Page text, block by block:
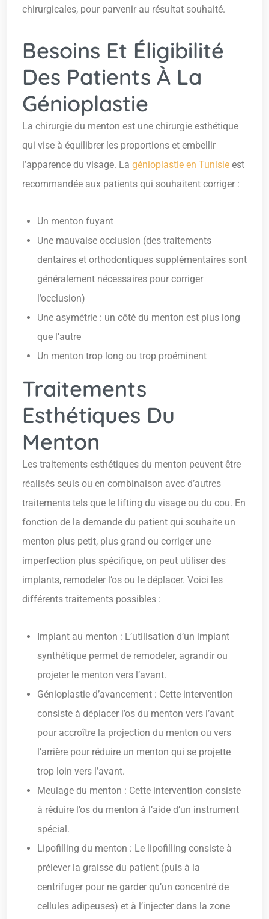
chirurgicales, pour parvenir au résultat souhaité.
Besoins Et Éligibilité
Des Patients À La
Génioplastie
La chirurgie du menton est une chirurgie esthétique
qui vise à équilibrer les proportions et embellir
l’apparence du visage. La génioplastie en Tunisie est
recommandée aux patients qui souhaitent corriger :
Un menton fuyant
Une mauvaise occlusion (des traitements
dentaires et orthodontiques supplémentaires sont
généralement nécessaires pour corriger
l’occlusion)
Une asymétrie : un côté du menton est plus long
que l’autre
Un menton trop long ou trop proéminent
Traitements
Esthétiques Du
Menton
Les traitements esthétiques du menton peuvent être
réalisés seuls ou en combinaison avec d’autres
traitements tels que le lifting du visage ou du cou. En
fonction de la demande du patient qui souhaite un
menton plus petit, plus grand ou corriger une
imperfection plus spécifique, on peut utiliser des
implants, remodeler l’os ou le déplacer. Voici les
différents traitements possibles :
Implant au menton : L’utilisation d’un implant
synthétique permet de remodeler, agrandir ou
projeter le menton vers l’avant.
Génioplastie d’avancement : Cette intervention
consiste à déplacer l’os du menton vers l’avant
pour accroître la projection du menton ou vers
l’arrière pour réduire un menton qui se projette
trop loin vers l’avant.
Meulage du menton : Cette intervention consiste
à réduire l’os du menton à l’aide d’un instrument
spécial.
Lipofilling du menton : Le lipofilling consiste à
prélever la graisse du patient (puis à la
centrifuger pour ne garder qu’un concentré de
cellules adipeuses) et à l’injecter dans la zone